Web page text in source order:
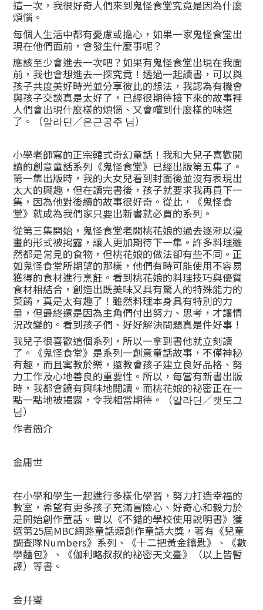
這一次，我很好奇人們來到鬼怪食堂究竟是因為什麼
煩惱。
每個人生活中都有憂慮或擔心，如果一家鬼怪食堂出
現在他們面前，會發生什麼事呢？
應該至少會進去一次吧？如果有鬼怪食堂出現在我面
前，我也會想進去一探究竟！透過一起讀書，可以與
孩子共度美好時光並分享彼此的想法，我認為有機會
與孩子交談真是太好了，已經很期待接下來的故事裡
人們會出現什麼樣的煩惱、又會嚐到什麼樣的味道
了。（알라딘／은근공주 님）
小學老師寫的正宗韓式奇幻童話！我和大兒子喜歡閱
讀的創意童話系列《鬼怪食堂》已經出版第五集了。
第一集出版時，我的大女兒看到封面後並沒有表現出
太大的興趣，但在讀完書後，孩子就要求我再買下一
集，因為他對後續的故事很好奇。從此，《鬼怪食
堂》就成為我們家只要出新書就必買的系列。
從第三集開始，鬼怪食堂老闆桃花娘的過去逐漸以漫
畫的形式被揭露，讓人更加期待下一集。許多料理雖
然都是常見的食物，但桃花娘的做法卻有些不同。正
如鬼怪食堂所期望的那樣，他們有時可能使用不容易
獲得的食材進行烹飪。看到桃花娘的料理技巧與優質
食材相結合，創造出既美味又具有驚人的特殊能力的
菜餚，真是太有趣了！雖然料理本身具有特別的力
量，但最終還是因為主角們付出努力、思考，才讓情
況改變的。看到孩子們、好好解決問題真是件好事！
我兒子很喜歡這個系列，所以一拿到書他就立刻讀
了。《鬼怪食堂》是系列一創意童話故事，不僅神秘
有趣，而且寓教於樂，還教會孩子建立良好品格、努
力工作及心地善良的重要性。所以，每當有新書出版
時，我都會饒有興味地閱讀。而桃花娘的祕密正在一
點一點地被揭露，令我相當期待。（알라딘／캣도그
님）
作者簡介
金庸世
在小學和學生一起進行多樣化學習，努力打造幸福的
教室，希望有更多孩子充滿冒險心、好奇心和毅力於
是開始創作童話。曾以《不錯的學校使用說明書》獲
選第25屆MBC網路童話類創作童話大獎，著有《兒童
調查隊Numbers》系列、《十二把黃金鑰匙》、《數
學麵包》、《伽利略叔叔的祕密天文臺》（以上皆暫
譯）等書。
金幷燮